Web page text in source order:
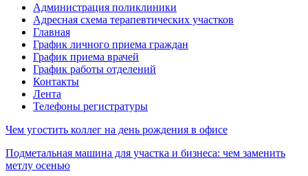
Администрация поликлиники
Адресная схема терапевтических участков
Главная
График личного приема граждан
График приема врачей
График работы отделений
Контакты
Лента
Телефоны регистратуры
Чем угостить коллег на день рождения в офисе
Подметальная машина для участка и бизнеса: чем заменить
метлу осенью